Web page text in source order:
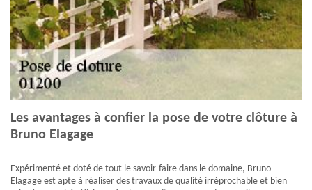
Les avantages à confier la pose de votre clôture à
Bruno Elagage
Expérimenté et doté de tout le savoir-faire dans le domaine, Bruno
Elagage est apte à réaliser des travaux de qualité irréprochable et bien